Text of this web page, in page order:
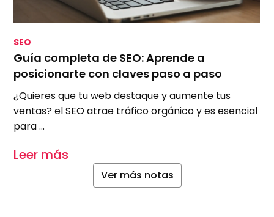
SEO
Guía completa de SEO: Aprende a
posicionarte con claves paso a paso
¿Quieres que tu web destaque y aumente tus
ventas? el SEO atrae tráfico orgánico y es esencial
para …
Leer más
Ver más notas